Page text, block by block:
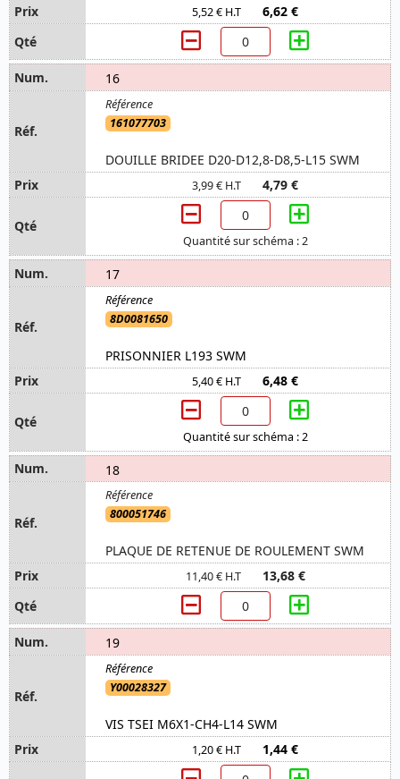
5,52 € H.T 6,62 €
16
161077703
DOUILLE BRIDEE D20-D12,8-D8,5-L15 SWM
3,99 € H.T 4,79 €
Quantité sur schéma : 2
17
8D0081650
PRISONNIER L193 SWM
5,40 € H.T 6,48 €
Quantité sur schéma : 2
18
800051746
PLAQUE DE RETENUE DE ROULEMENT SWM
11,40 € H.T 13,68 €
19
Y00028327
VIS TSEI M6X1-CH4-L14 SWM
1,20 € H.T 1,44 €